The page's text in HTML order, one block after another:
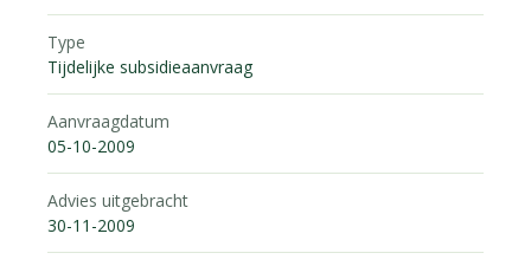
Type
Tijdelijke subsidieaanvraag
Aanvraagdatum
05-10-2009
Advies uitgebracht
30-11-2009